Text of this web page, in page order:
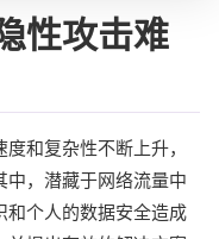
性攻击难
和复杂性不断上升，
，潜藏于网络流量中
和个人的数据安全造成